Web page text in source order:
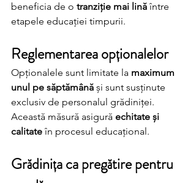
beneficia de o tranziție mai lină între
etapele educației timpurii.
Reglementarea opționalelor
Opționalele sunt limitate la maximum
unul pe săptămână și sunt susținute
exclusiv de personalul grădiniței.
Această măsură asigură echitate și
calitate în procesul educațional.
Grădinița ca pregătire pentru